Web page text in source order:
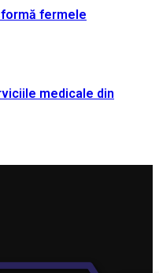
fermele
medicale din